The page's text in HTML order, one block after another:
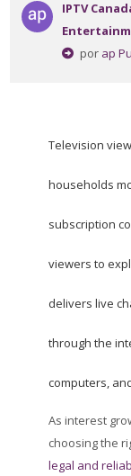
Perguntas
Aplicativo Móvel
IPTV
por ap
Television
households
subscription
viewers to
delivers live
through the
computers,
As interest
choosing the
legal and